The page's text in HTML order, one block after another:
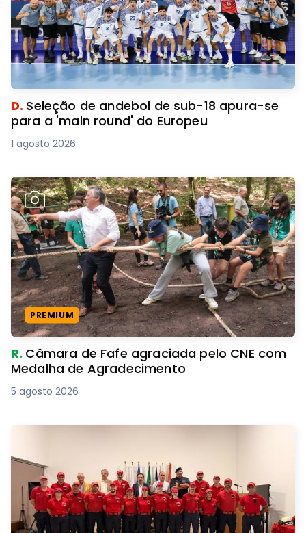
D. Seleção de andebol de sub-18 apura-se
para a 'main round' do Europeu
1 agosto 2026
PREMIUM
R. Câmara de Fafe agraciada pelo CNE com
Medalha de Agradecimento
5 agosto 2026